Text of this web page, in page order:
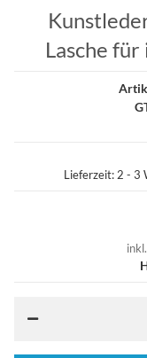
Lasche für
Lieferzeit: 2 - 3